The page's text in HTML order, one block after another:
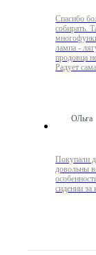
Спасибо
собирать.
лампа -
продовца
Радует
ОЛьга
Покупали
довольны
сидении